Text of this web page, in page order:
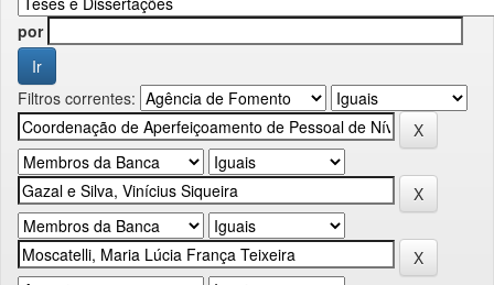
por
Filtros correntes: